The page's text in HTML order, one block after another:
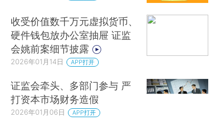
收受价值数千万元虚拟货币、
硬件钱包放办公室抽屉 证监
会姚前案细节披露
2026年01月14日 APP打开
证监会牵头、多部门参与 严
打资本市场财务造假
2026年01月06日 APP打开